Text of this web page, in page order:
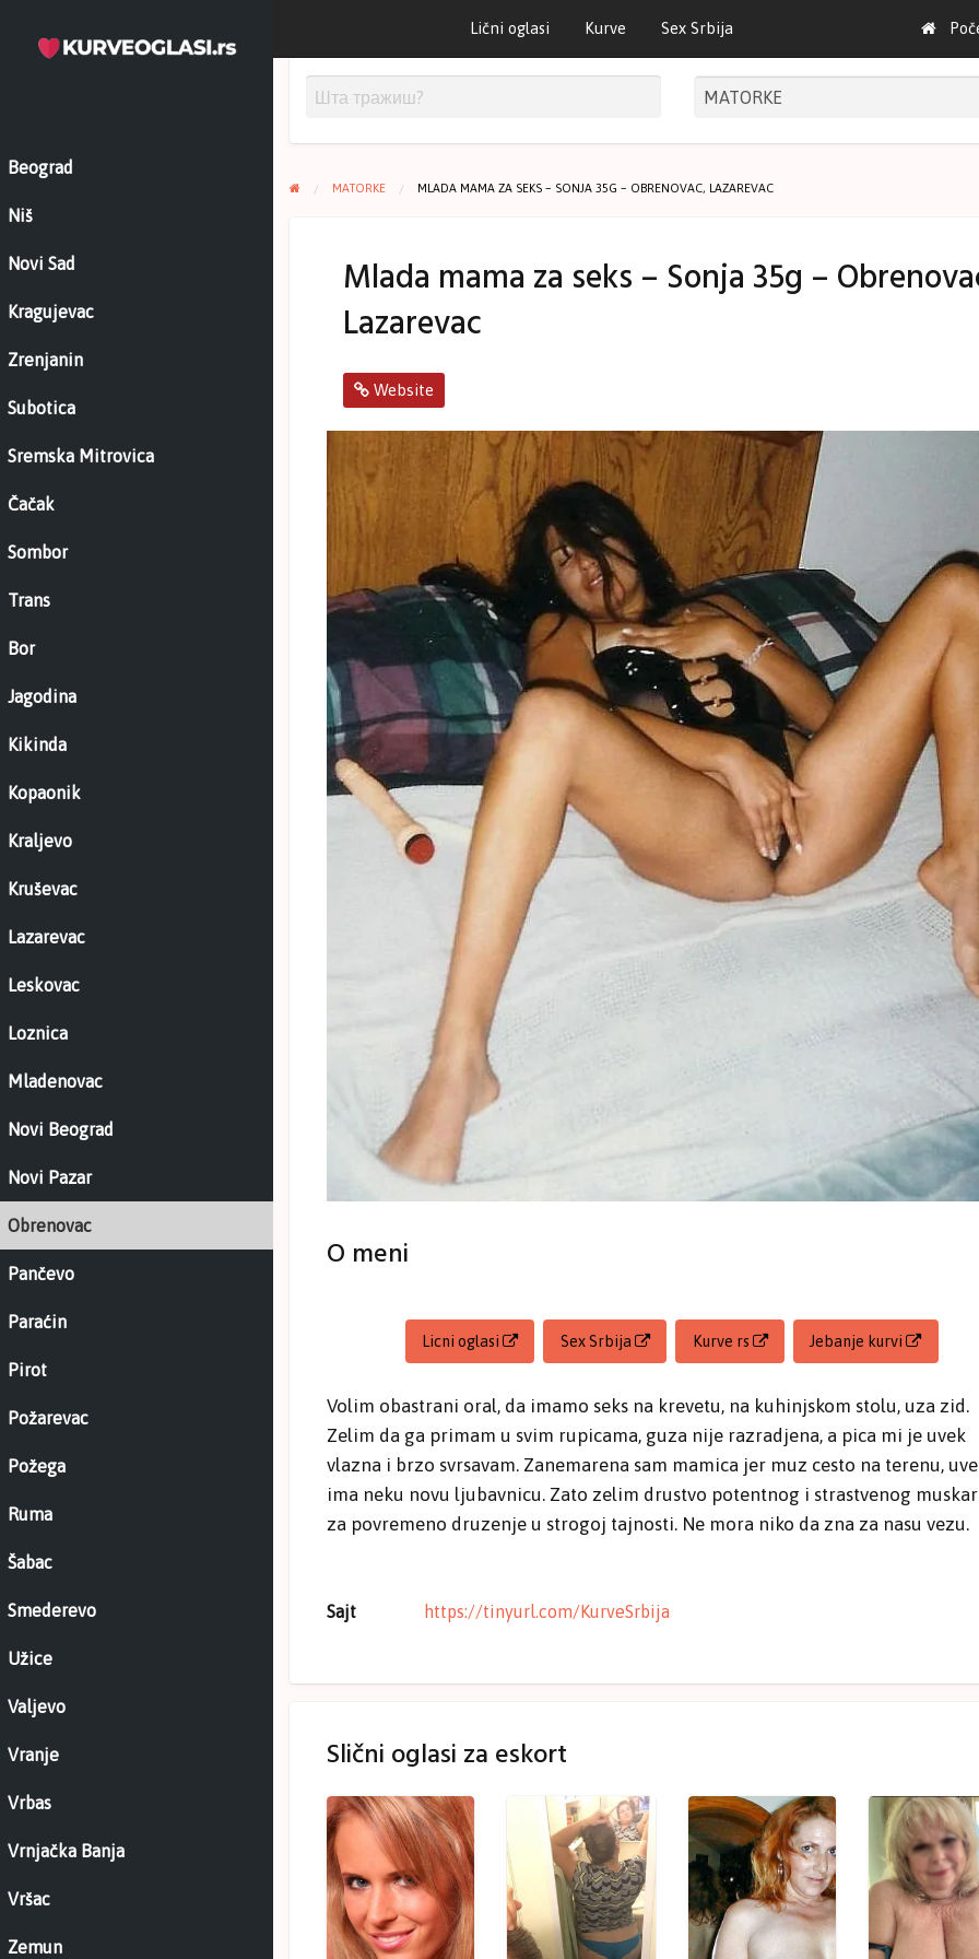
Beograd
Niš
Novi Sad
Kragujevac
Zrenjanin
Subotica
Sremska Mitrovica
Čačak
Sombor
Trans
Bor
Jagodina
Kikinda
Kopaonik
Kraljevo
Kruševac
Lazarevac
Leskovac
Loznica
Mladenovac
Novi Beograd
Novi Pazar
Obrenovac
Pančevo
Paraćin
Pirot
Požarevac
Požega
Ruma
Šabac
Smederevo
Užice
Valjevo
Vranje
Vrbas
Vrnjačka Banja
Vršac
Zemun
Lični oglasi Kurve Sex Srbija
MATORKE MLADA MAMA ZA SEKS – SONJA 35G – OBRENOVAC, LAZAREVAC
Mlada mama za seks – Sonja 35g –
Lazarevac
Website
O meni
Licni oglasi Sex Srbija Kurve rs Jebanje kurvi
Volim obastrani oral, da imamo seks na krevetu, na kuhinjskom stolu, uza zid.
Zelim da ga primam u svim rupicama, guza nije razradjena, a pica mi je uvek
vlazna i brzo svrsavam. Zanemarena sam mamica jer muz cesto na terenu,
ima neku novu ljubavnicu. Zato zelim drustvo potentnog i strastvenog
za povremeno druzenje u strogoj tajnosti. Ne mora niko da zna za nasu vezu.
Sajt https://tinyurl.com/KurveSrbija
Slični oglasi za eskort